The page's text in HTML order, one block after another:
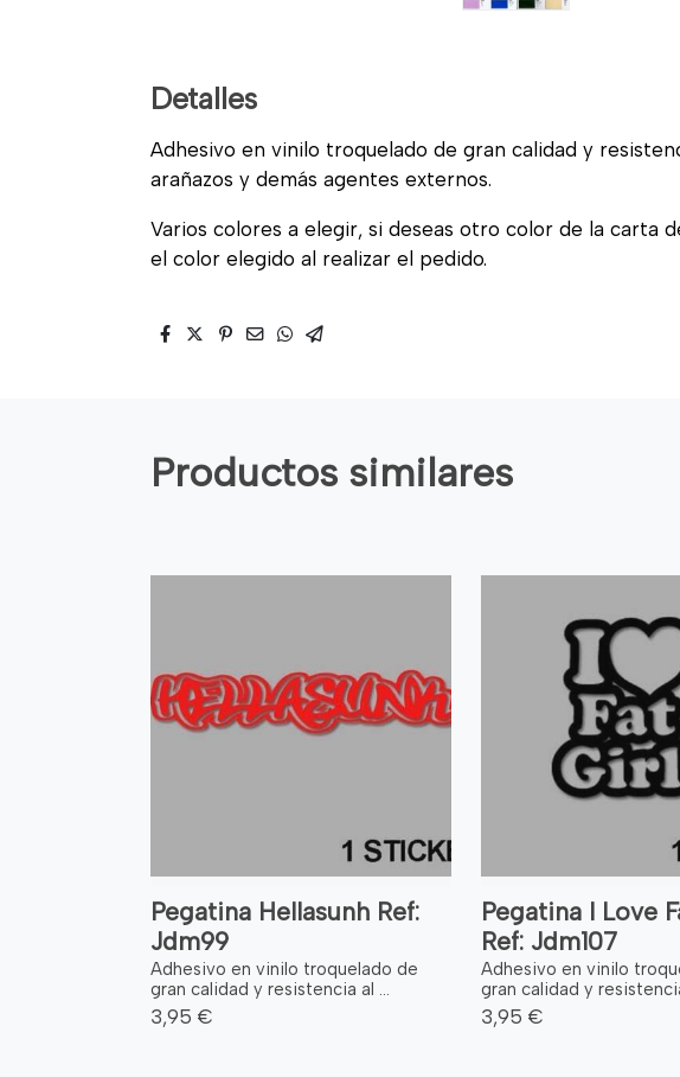
Detalles
Adhesivo en vinilo troquelado de gran calidad y
arañazos y demás agentes externos.
Varios colores a elegir, si deseas otro color de la carta
el color elegido al realizar el pedido.
Productos similares
Pegatina Hellasunh Ref:
Jdm99
Adhesivo en vinilo troquelado de
gran calidad y resistencia al ...
3,95 €
Pegatina I Love
Ref: Jdm107
Adhesivo en vinilo
gran calidad y
3,95 €